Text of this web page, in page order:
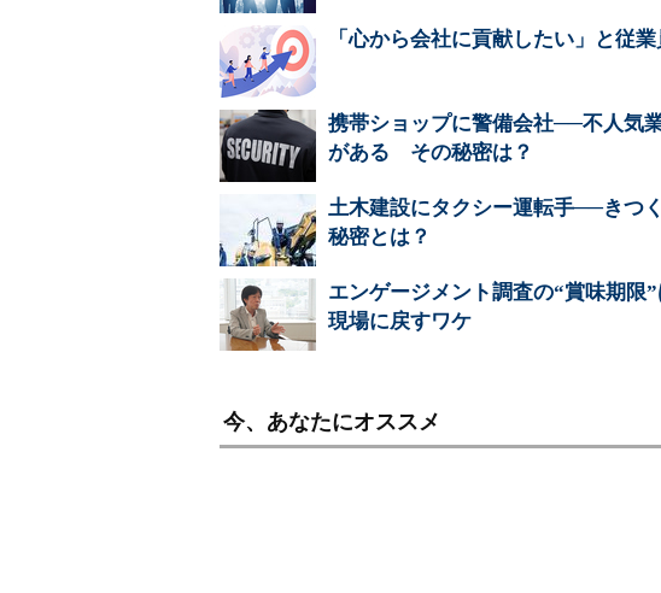
「心から会社に貢献したい」と従
携帯ショップに警備会社──不人気
がある その秘密は？
土木建設にタクシー運転手──きつ
秘密とは？
エンゲージメント調査の“賞味期
現場に戻すワケ
今、あなたにオススメ